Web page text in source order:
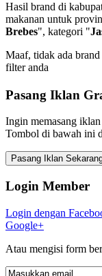
Hasil brand di
makanan untuk
Brebes", kategori "
Maaf, tidak ada
filter anda
Pasang Iklan
Ingin memasang
Tombol di bawah ini
Login Member
Login dengan
Google+
Atau mengisi form